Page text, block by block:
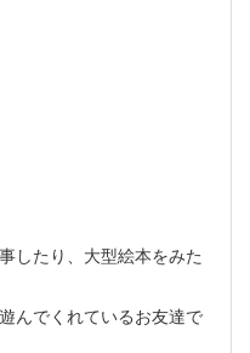
したり、大型絵本をみた
んでくれているお友達で